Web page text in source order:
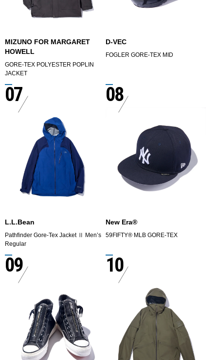
MIZUNO FOR MARGARET
HOWELL
GORE-TEX POLYESTER POPLIN
JACKET
D-VEC
FOGLER GORE-TEX MID
07
L.L.Bean
Pathfinder Gore-Tex Jacket Ⅱ Men’s
Regular
08
New Era®
59FIFTY® MLB GORE-TEX
09 10